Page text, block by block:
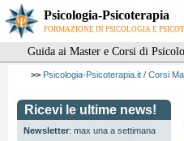
Psicologia-Psicoterapia
FORMAZIONE IN PSICOLOGIA E
Guida ai Master e Corsi di
>> Psicologia-Psicoterapia.it/ Corsi
Ricevi le ultime news!
Newsletter: max una a settimana